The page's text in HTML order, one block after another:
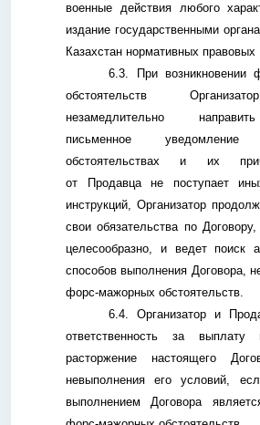
военные действия любого
издание государственными
Казахстан нормативных правовых
6.3. При возникновении
обстоятельств
незамедлительно
письменное
обстоятельствах и их
от Продавца не поступает
инструкций, Организатор
свои обязательства по
целесообразно, и ведет поиск
способов выполнения Договора,
форс-мажорных обстоятельств.
6.4. Организатор и
ответственность за выплату
расторжение настоящего
невыполнения его условий,
выполнением Договора